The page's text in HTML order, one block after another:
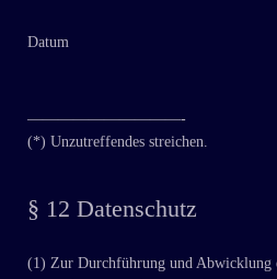
Datum
——————————-
(*) Unzutreffendes streichen.
§ 12 Datenschutz
(1) Zur Durchführung und Abwicklung